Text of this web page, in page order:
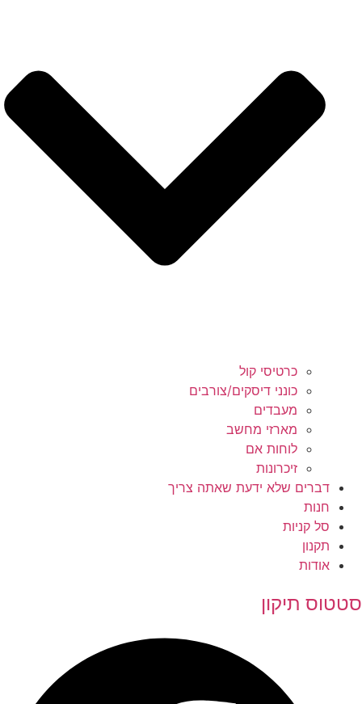
כרטיסי קול
כונני דיסקים/צורבים
מעבדים
מארזי מחשב
לוחות אם
זיכרונות
דברים שלא ידעת שאתה צריך
חנות
סל קניות
תקנון
אודות
סטטוס תיקון